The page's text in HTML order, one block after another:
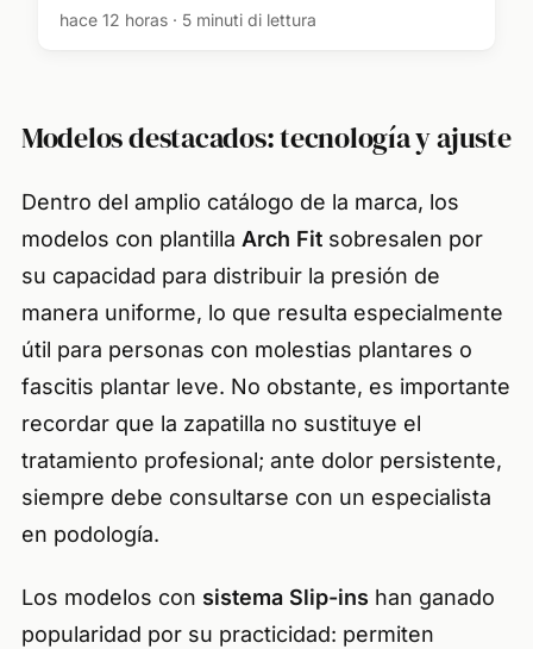
mujeres españolas amantes de la
hace 12 horas · 5 minuti di lettura
Modelos destacados: tecnología y ajuste
Dentro del amplio catálogo de la marca, los
modelos con plantilla Arch Fitsobresalen por
su capacidad para distribuir la presión de
manera uniforme, lo que resulta especialmente
útil para personas con molestias plantares o
fascitis plantar leve. No obstante, es importante
recordar que la zapatilla no sustituye el
tratamiento profesional; ante dolor persistente,
siempre debe consultarse con un especialista
en podología.
Los modelos con sistema Slip-ins han ganado
popularidad por su practicidad: permiten